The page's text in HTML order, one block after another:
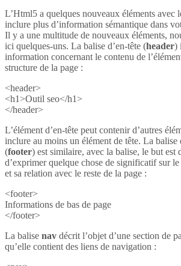
L’Html5 a quelques nouveaux éléments avec
inclure plus d’information sémantique dans
Il y a une multitude de nouveaux éléments,
ici quelques-uns. La balise d’en-tête (header)
information concernant le contenu de
structure de la page :
<header>
<h1>Outil seo</h1>
</header>
L’élément d’en-tête peut contenir d’autres
inclure au moins un élément de tête. La balise
(footer) est similaire, avec la balise, le but est
d’exprimer quelque chose de significatif sur
et sa relation avec le reste de la page :
<footer>
Informations de bas de page
</footer>
La balise nav décrit l’objet d’une section de
qu’elle contient des liens de navigation :